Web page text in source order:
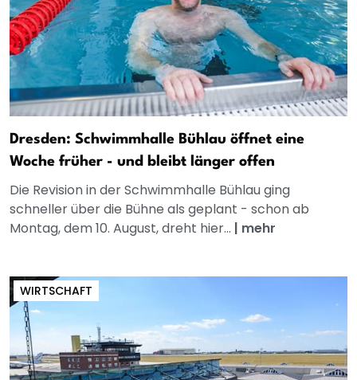
Dresden: Schwimmhalle Bühlau öffnet eine
Woche früher - und bleibt länger offen
Die Revision in der Schwimmhalle Bühlau ging
schneller über die Bühne als geplant - schon ab
Montag, dem 10. August, dreht hier... | mehr
WIRTSCHAFT